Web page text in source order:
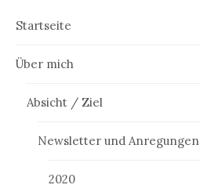
Startseite
Über mich
Absicht / Ziel
Newsletter und Anregungen
2020